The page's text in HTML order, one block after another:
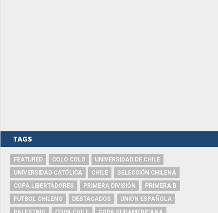
TAGS
FEATURED COLO COLO
UNIVERSIDAD DE CHILE
UNIVERSIDAD CATÓLICA
CHILE
SELECCIÓN CHILENA
COPA LIBERTADORES
PRIMERA DIVISIÓN
PRIMERA B
FUTBOL CHILENO
DESTACADOS
UNIÓN ESPAÑOLA